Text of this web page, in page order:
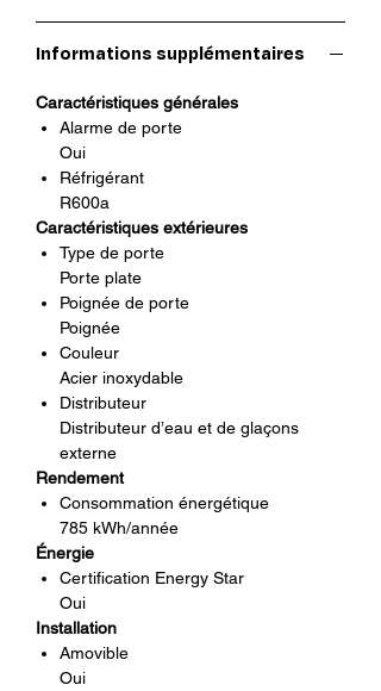
charnière
68.875 po
Profondeur nette avec poignée de
porte
36.25 po
Profondeur nette sans poignée de
porte
33.875 po
Profondeur nette sans porte
29.44 po
Dimension d'emballage (WxHxD)
(po)
37 5/7 x 75 2/5 x 36
Poids net (kg)
139
Poids avec l’emballage (kg)
143
Informations supplémentaires
Caractéristiques générales
Alarme de porte
Oui
Réfrigérant
R600a
Caractéristiques extérieures
Type de porte
Porte plate
Poignée de porte
Poignée
Couleur
Acier inoxydable
Distributeur
Distributeur d’eau et de glaçons
externe
Rendement
Consommation énergétique
785 kWh/année
Énergie
Certification Energy Star
Oui
Installation
Amovible
Oui